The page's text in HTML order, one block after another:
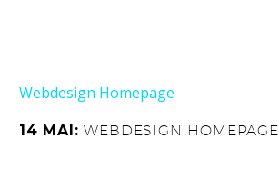
Webdesign Homepage
14 MAI:WEBDESIGN HOMEPAGE